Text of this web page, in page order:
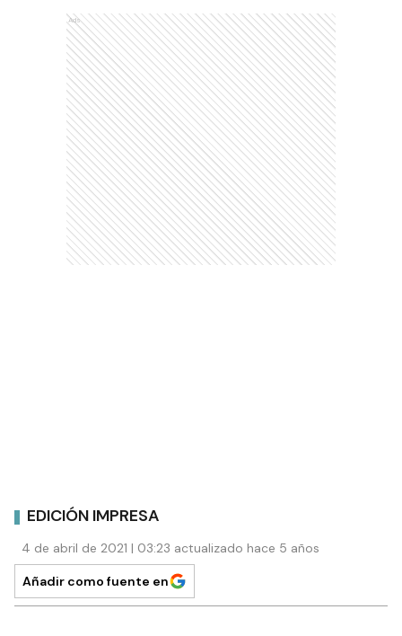
Ads
EDICIÓN IMPRESA
4 de abril de 2021 | 03:23 actualizado hace 5 años
Añadir como fuente en